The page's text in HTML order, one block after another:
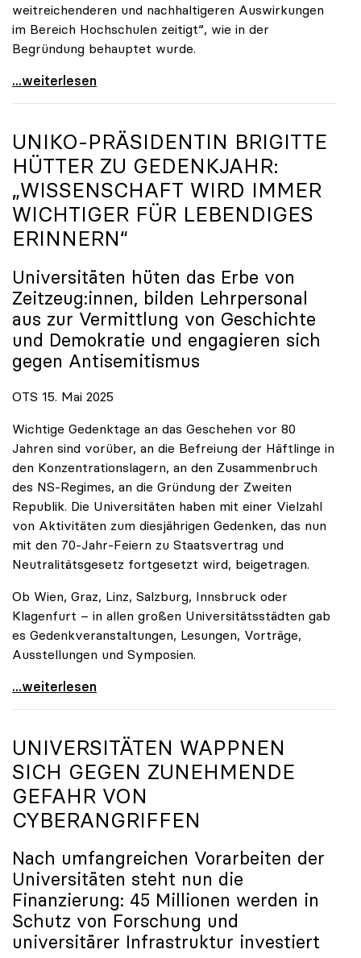
weitreichenderen und nachhaltigeren Auswirkungen
im Bereich Hochschulen zeitigt“, wie in der
Begründung behauptet wurde.
ORF-Publikumsrat: Regierung entsendet nun doch
...weiterlesen
UNIKO-PRÄSIDENTIN BRIGITTE
HÜTTER ZU GEDENKJAHR:
„WISSENSCHAFT WIRD IMMER
WICHTIGER FÜR LEBENDIGES
ERINNERN“
Universitäten hüten das Erbe von
Zeitzeug:innen, bilden Lehrpersonal
aus zur Vermittlung von Geschichte
und Demokratie und engagieren sich
gegen Antisemitismus
OTS 15. Mai 2025
Wichtige Gedenktage an das Geschehen vor 80
Jahren sind vorüber, an die Befreiung der Häftlinge in
den Konzentrationslagern, an den Zusammenbruch
des NS-Regimes, an die Gründung der Zweiten
Republik. Die Universitäten haben mit einer Vielzahl
von Aktivitäten zum diesjährigen Gedenken, das nun
mit den 70-Jahr-Feiern zu Staatsvertrag und
Neutralitätsgesetz fortgesetzt wird, beigetragen.
Ob Wien, Graz, Linz, Salzburg, Innsbruck oder
Klagenfurt – in allen großen Universitätsstädten gab
es Gedenkveranstaltungen, Lesungen, Vorträge,
Ausstellungen und Symposien.
uniko-Präsidentin Brigitte Hütter zu Gedenkjahr:
...weiterlesen
UNIVERSITÄTEN WAPPNEN
SICH GEGEN ZUNEHMENDE
GEFAHR VON
CYBERANGRIFFEN
Nach umfangreichen Vorarbeiten der
Universitäten steht nun die
Finanzierung: 45 Millionen werden in
Schutz von Forschung und
universitärer Infrastruktur investiert